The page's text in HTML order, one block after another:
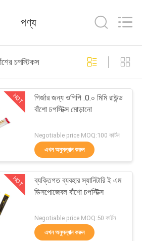
বাঁশের
204
কাটলারি
51
পণ্য
চপস্টিকস
HOT
গির্জার জন্য ওপিপি .0.০ মিমি রাউন্ড
বাঁশো চপস্টিক্স মোড়ানো
Negotiable price MOQ:100 কার্টন
এখন অনুসন্ধান করুন
HOT
ব্যক্তিগত ব্যবহার স্যানিটারি ই এম
ডিসপোজেবল বাঁশো চপস্টিক্স
Negotiable price MOQ:50 কার্টন
এখন অনুসন্ধান করুন